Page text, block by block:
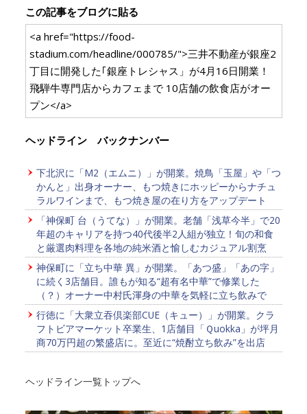
この記事をブログに貼る
<a href="https://food-
stadium.com/headline/000785/">三井不動産が銀座2
丁目に開発した｢銀座トレシャス」が4月16日開業！
飛騨牛専門店からカフェまで 10店舗の飲食店がオー
プン</a>
ヘッドライン バックナンバー
下北沢に「M2（エムニ）」が開業。焼鳥「玉屋」や「つ
かんと」出身オーナー、もつ焼きにホッピーからナチュ
ラルワインまで、もつ焼き屋の在り方をアップデート
「神保町 台（うてな）」が開業。老舗「浅草今半」で20
年超のキャリアを持つ40代後半2人組が独立！旬の和食
と厳選肉料理を各地の純米酒と愉しむカジュアル割烹
神保町に「立ち中華 異」が開業。「あつ盛」「あの字」
に続く3店舗目。誰もが知る“超有名中華”で修業した
（？）オーナー中村氏渾身の中華を気軽に立ち飲みで
行徳に「大衆立吞倶楽部CUE（キュー）」が開業。クラ
フトビアマーケット卒業生、1店舗目「Ｑuokka」が坪月
商70万円超の繁盛店に。至近に“焼酎立ち飲み”を出店
ヘッドライン一覧トップへ